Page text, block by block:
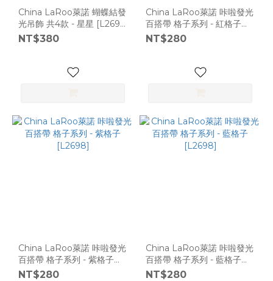
China LaRoo萊諾 蝴蝶結發
光吊飾 共4款 - 星星 [L2698
]NT$380
China LaRoo萊諾 咔啦發光
百搭帶 格子系列 - 紅格子
[L2698]
NT$280
China LaRoo萊諾 咔啦發光
百搭帶 格子系列 - 紫格子
[L2698]
NT$280
China LaRoo萊諾 咔啦發光
百搭帶 格子系列 - 藍格子
[L2698]
NT$280